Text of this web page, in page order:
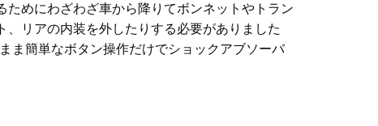
めにわざわざ車から降りてボンネットやトラン
リアの内装を外したりする必要がありました
ま簡単なボタン操作だけでショックアブソーバ